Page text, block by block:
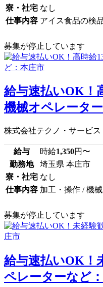
寮・社宅 なし
仕事内容 アイス食品の検
募集が停止しています
給与速払いOK！
機械オペレータ
株式会社テクノ・サービス
給与 時給1,350円〜
勤務地
埼玉県 本庄市
寮・社宅 なし
仕事内容 加工・操作 / 機
募集が停止しています
給与速払いOK！
ペレーターなど